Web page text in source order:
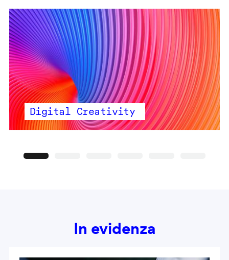
Digital Creativity
In evidenza